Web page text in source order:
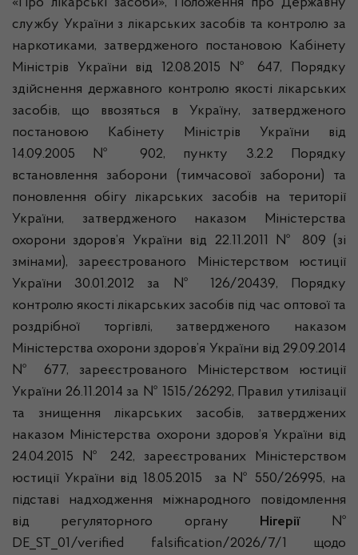
«Про лікарські засоби», Положення про Державну
службу України з лікарських засобів та контролю за
наркотиками, затвердженого постановою Кабінету
Міністрів України від 12.08.2015 № 647, Порядку
здійснення державного контролю якості лікарських
засобів, що ввозяться в Україну, затвердженого
постановою Кабінету Міністрів України від
14.09.2005 № 902, пункту 3.2.2 Порядку
встановлення заборони (тимчасової заборони) та
поновлення обігу лікарських засобів на території
України, затвердженого наказом Міністерства
охорони здоров’я України від 22.11.2011 № 809 (зі
змінами), зареєстрованого Міністерством юстиції
України 30.01.2012 за № 126/20439, Порядку
контролю якості лікарських засобів під час оптової та
роздрібної торгівлі, затвердженого наказом
Міністерства охорони здоров’я України від 29.09.2014
№ 677, зареєстрованого Міністерством юстиції
України 26.11.2014 за № 1515/26292, Правил утилізації
та знищення лікарських засобів, затверджених
наказом Міністерства охорони здоров’я України від
24.04.2015 № 242, зареєстрованих Міністерством
юстиції України від 18.05.2015 за № 550/26995, на
підставі надходження міжнародного повідомлення
від регуляторного органу Нігерії№
DE_ST_01/verified falsification/2026/7/1 щодо